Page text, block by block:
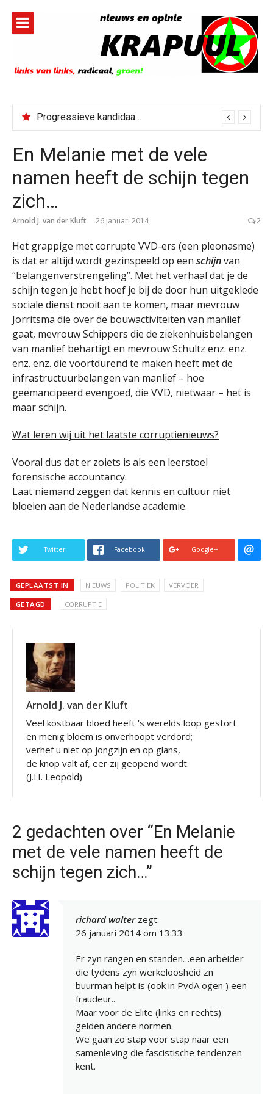
inhoud
Progressieve kandidaat El-Sayed senaatskandidaat Michigan
En Melanie met de vele
namen heeft de schijn tegen
zich…
Arnold J. van der Kluft 26 januari 2014 2
Het grappige met corrupte VVD-ers (een pleonasme)
is dat er altijd wordt gezinspeeld op een schijnvan
“belangenverstrengeling”. Met het verhaal dat je de
schijn tegen je hebt hoef je bij de door hun uitgeklede
sociale dienst nooit aan te komen, maar mevrouw
Jorritsma die over de bouwactiviteiten van manlief
gaat, mevrouw Schippers die de ziekenhuisbelangen
van manlief behartigt en mevrouw Schultz enz. enz.
enz. enz. die voortdurend te maken heeft met de
infrastructuurbelangen van manlief – hoe
geëmancipeerd evengoed, die VVD, nietwaar – het is
maar schijn.
Wat leren wij uit het laatste corruptienieuws?
Vooral dus dat er zoiets is als een leerstoel
forensische accountancy.
Laat niemand zeggen dat kennis en cultuur niet
bloeien aan de Nederlandse academie.
Twitter Facebook Google+
GEPLAATST IN NIEUWS POLITIEK VERVOER
GETAGD CORRUPTIE
Arnold J. van der Kluft
Veel kostbaar bloed heeft 's werelds loop gestort
en menig bloem is onverhoopt verdord;
verhef u niet op jongzijn en op glans,
de knop valt af, eer zij geopend wordt.
(J.H. Leopold)
2 gedachten over “En Melanie
met de vele namen heeft de
schijn tegen zich…”
richard walter zegt:
26 januari 2014 om 13:33
Er zyn rangen en standen…een arbeider
die tydens zyn werkeloosheid zn
buurman helpt is (ook in PvdA ogen ) een
fraudeur..
Maar voor de Elite (links en rechts)
gelden andere normen.
We gaan zo stap voor stap naar een
samenleving die fascistische tendenzen
kent.